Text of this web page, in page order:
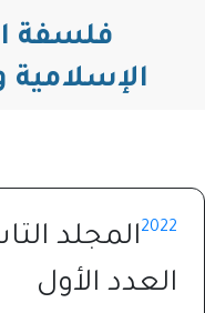
فلسفة
الإسلامية
2022المجلد
العدد الأول